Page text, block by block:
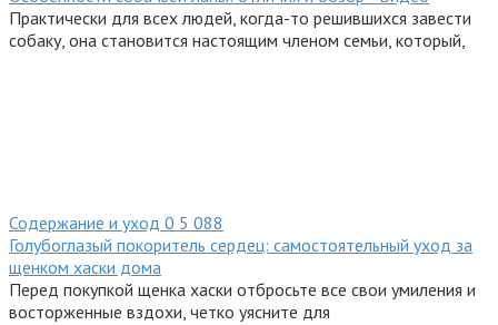
Практически для всех людей, когда-то решившихся завести
собаку, она становится настоящим членом семьи, который,
Содержание и уход 0 5 088
Голубоглазый покоритель сердец: самостоятельный уход за
щенком хаски дома
Перед покупкой щенка хаски отбросьте все свои умиления и
восторженные вздохи, четко уясните для